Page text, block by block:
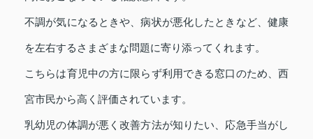
不調が気になるときや、病状が悪化したときなど、健康
を左右するさまざまな問題に寄り添ってくれます。
こちらは育児中の方に限らず利用できる窓口のため、西
宮市民から高く評価されています。
乳幼児の体調が悪く改善方法が知りたい、応急手当がし